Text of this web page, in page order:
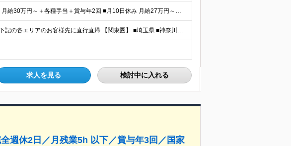
【選べる働き方】 ■月8日休み 月給30万円～＋各種手当＋賞与年2回 ■月10日休み 月給27万円～＋各種手当＋賞与年2回 ※経験・能力を考慮の上、決定します ※上記にはみなし残業手当を含み、超過
【転勤なし／UIターン歓迎】 下記の各エリアのお客様先に直行直帰 【関東圏】 ■埼玉県 ■神奈川県 ■東京都 ■千葉県 【関西圏】 ■大阪府 ■兵庫県 ★勤務地は希望を考慮します。 基本は直行
求人を見る 検討中に入れる
週休2日／月残業5h 以下／賞与年3回／国家